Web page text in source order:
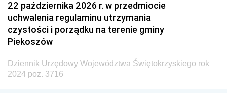
22 października 2026 r. w przedmiocie
uchwalenia regulaminu utrzymania
czystości i porządku na terenie gminy
Piekoszów
Dziennik Urzędowy Województwa Świętokrzyskiego rok
2024 poz. 3716